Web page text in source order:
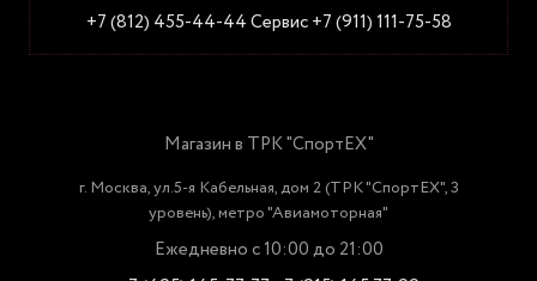
+7 (812) 455-44-44Сервис +7 (911) 111-75-58
Магазин в ТРК "СпортЕХ"
г. Москва, ул.5-я Кабельная, дом 2 (ТРК "СпортЕХ", 3
уровень), метро "Авиамоторная"
Ежедневно с 10:00 до 21:00